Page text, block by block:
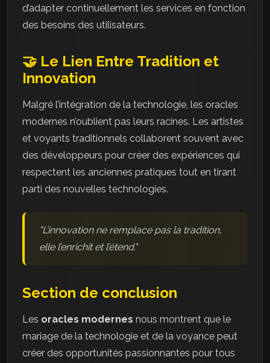
d’adapter continuellement les services en fonction
des besoins des utilisateurs.
🤝 Le Lien Entre Tradition et
Innovation
Malgré l’intégration de la technologie, les oracles
modernes n’oublient pas leurs racines. Les artistes
et voyants traditionnels collaborent souvent avec
des développeurs pour créer des expériences qui
respectent les anciennes pratiques tout en tirant
parti des nouvelles technologies.
"L’innovation ne remplace pas la tradition,
elle l’enrichit et l’étend."
Section de conclusion
Les oracles modernes nous montrent que le
mariage de la technologie et de la voyance peut
créer des opportunités passionnantes pour tous